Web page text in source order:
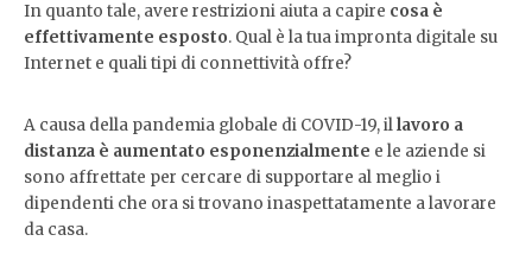
In quanto tale, avere restrizioni aiuta a capire cosa è
effettivamente esposto. Qual è la tua impronta digitale su
Internet e quali tipi di connettività offre?
A causa della pandemia globale di COVID-19, illavoro a
distanza è aumentato esponenzialmente e le aziende si
sono affrettate per cercare di supportare al meglio i
dipendenti che ora si trovano inaspettatamente a lavorare
da casa.